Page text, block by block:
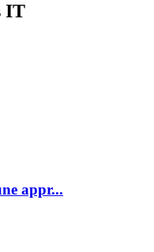
IT
appr...